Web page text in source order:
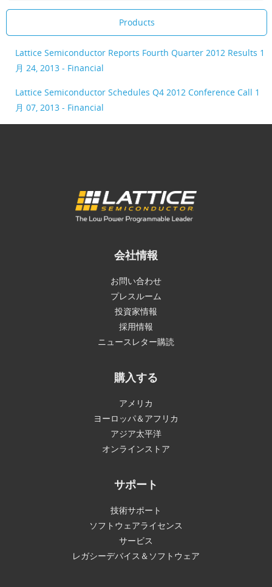
Products
Lattice Semiconductor Reports Fourth Quarter 2012 Results 1
月 24, 2013 - Financial
Lattice Semiconductor Schedules Q4 2012 Conference Call 1
月 07, 2013 - Financial
会社情報
お問い合わせ
プレスルーム
投資家情報
採用情報
ニュースレター購読
購入する
アメリカ
ヨーロッパ＆アフリカ
アジア太平洋
オンラインストア
サポート
技術サポート
ソフトウェアライセンス
サービス
レガシーデバイス＆ソフトウェア